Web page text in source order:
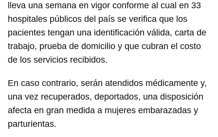
Guardar como favorito
lleva una semana en vigor conforme al cual en 33
hospitales públicos del país se verifica que los
pacientes tengan una identificación válida, carta de
trabajo, prueba de domicilio y que cubran el costo
de los servicios recibidos.
En caso contrario, serán atendidos médicamente y,
una vez recuperados, deportados, una disposición
afecta en gran medida a mujeres embarazadas y
parturientas.